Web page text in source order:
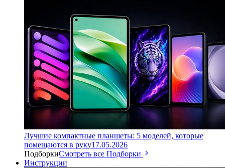
Лучшие компактные планшеты: 5 моделей, которые
помещаются в руку17.05.2026
ПодборкиСмотреть все Подборки
Инструкции